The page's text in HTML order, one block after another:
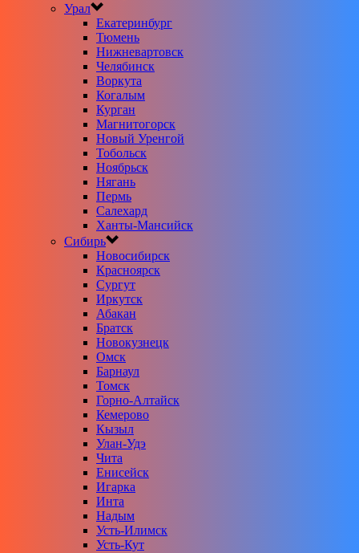
Урал
Екатеринбург
Тюмень
Нижневартовск
Челябинск
Воркута
Когалым
Курган
Магнитогорск
Новый Уренгой
Тобольск
Ноябрьск
Нягань
Пермь
Салехард
Ханты-Мансийск
Сибирь
Новосибирск
Красноярск
Сургут
Иркутск
Абакан
Братск
Новокузнецк
Омск
Барнаул
Томск
Горно-Алтайск
Кемерово
Кызыл
Улан-Удэ
Чита
Енисейск
Игарка
Инта
Надым
Усть-Илимск
Усть-Кут